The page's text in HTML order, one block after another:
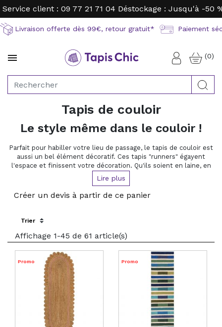
Service client : 09 77 21 71 04 Déstockage : Jusqu'à -50
Livraison offerte dès 99€, retour gratuit* Paiement
 Connexion
(0)
Tapis de couloir
Le style même dans le couloir !
Parfait pour habiller votre lieu de passage, le tapis de couloir est
aussi un bel élément décoratif. Ces tapis "runners" égayent
l'espace et finissent votre décoration. Qu'ils soient en laine, en
polyester ou en fibres naturelles, il y en a pour tous les goûts et
tous les couloirs. Optez également pour un tapis sur-mesure
pour habiller tous vos espaces !
Lire plus
Créer un devis à partir de ce panier
Sort by:
Affichage 1-45 de 61 article(s)
Promo Promo